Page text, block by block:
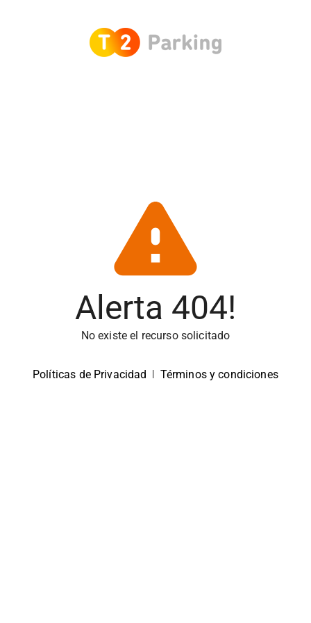
Alerta 404!
No existe el recurso solicitado
Políticas de Privacidad | Términos y condiciones